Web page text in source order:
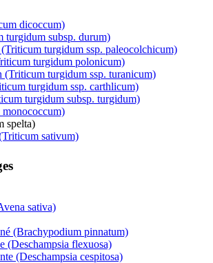
dicoccum)
turgidum subsp. durum)
turgidum ssp. paleocolchicum)
turgidum polonicum)
(Triticum turgidum ssp. turanicum)
turgidum ssp. carthlicum)
turgidum subsp. turgidum)
spelta)
sativum)
sativa)
(Brachypodium pinnatum)
(Deschampsia flexuosa)
(Deschampsia cespitosa)